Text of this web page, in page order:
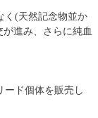
く(天然記念物並か
が進み、さらに純血
ード個体を販売し